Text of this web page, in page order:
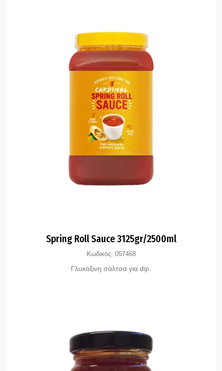
Spring Roll Sauce 3125gr/2500ml
Κωδικός: 057468
Γλυκόξινη σάλτσα για dip.